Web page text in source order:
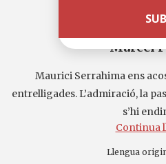
Marcel
Maurici Serrahima ens
entrelligades. L’admiració, la
s’hi
Continua
Llengua